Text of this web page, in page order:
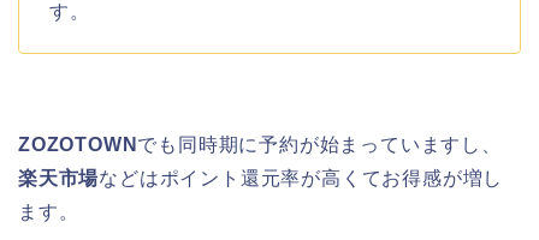
す。
ZOZOTOWN でも同時期に予約が始まっていますし、
楽天市場などはポイント還元率が高くてお得感が増し
ます。